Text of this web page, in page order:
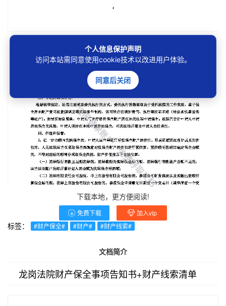
下载本地，更方便阅读!
免费下载 加入vip
标签： #财产保全# #财产# #财产线索#
文档简介
龙岗法院财产保全事项告知书+财产线索清单
个人信息保护声明
访问本站需同意使用cookie技术以改进用户体验。
同意后关闭